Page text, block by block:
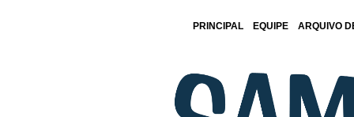
PRINCIPAL EQUIPE ARQUIVO